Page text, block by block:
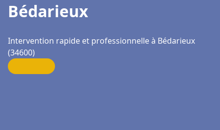
Bédarieux
Intervention rapide et professionnelle à Bédarieux
(34600)